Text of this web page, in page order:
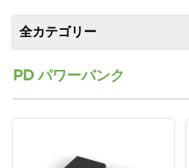
全カテゴリー
PD パワーバンク